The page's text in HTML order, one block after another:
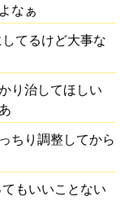
なぁ
てるけど大事な
り治してほしい
ちり調整してから
もいいことない